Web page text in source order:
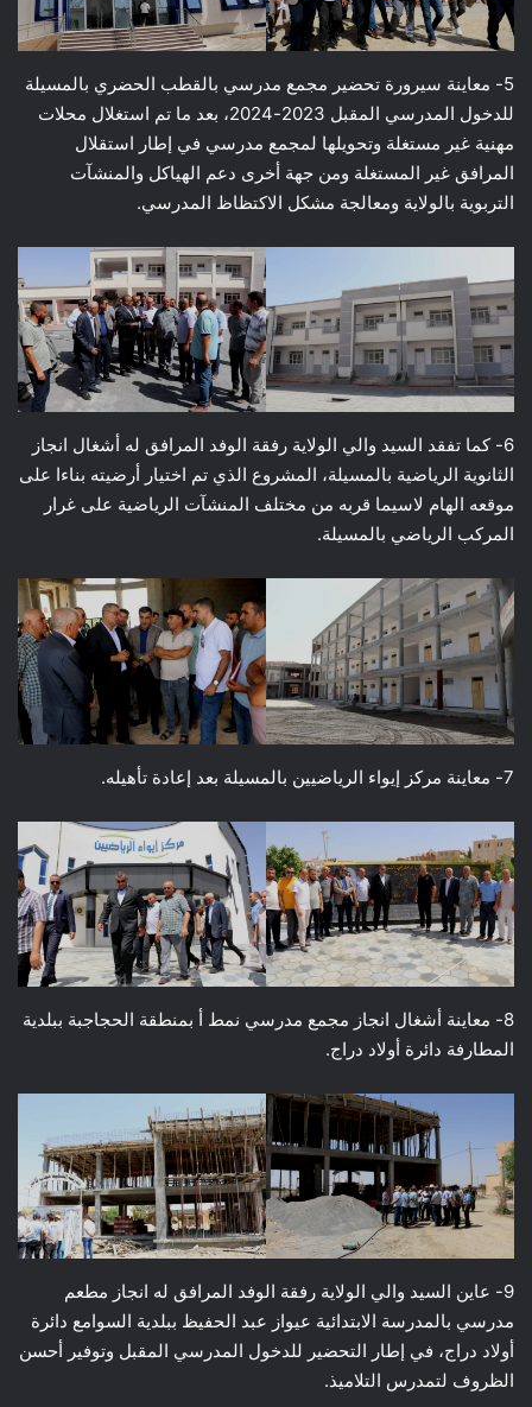
5- معاينة سيرورة تحضير مجمع مدرسي بالقطب الحضري بالمسيلة
للدخول المدرسي المقبل 2023-2024، بعد ما تم استغلال محلات
مهنية غير مستغلة وتحويلها لمجمع مدرسي في إطار استقلال
المرافق غير المستغلة ومن جهة أخرى دعم الهياكل والمنشآت
التربوية بالولاية ومعالجة مشكل الاكتظاظ المدرسي.
6- كما تفقد السيد والي الولاية رفقة الوفد المرافق له أشغال انجاز
الثانوية الرياضية بالمسيلة، المشروع الذي تم اختيار أرضيته بناءا على
موقعه الهام لاسيما قربه من مختلف المنشآت الرياضية على غرار
المركب الرياضي بالمسيلة.
7- معاينة مركز إيواء الرياضيين بالمسيلة بعد إعادة تأهيله.
8- معاينة أشغال انجاز مجمع مدرسي نمط أ بمنطقة الحجاجبة ببلدية
المطارفة دائرة أولاد دراج.
9- عاين السيد والي الولاية رفقة الوفد المرافق له انجاز مطعم
مدرسي بالمدرسة الابتدائية عيواز عبد الحفيظ ببلدية السوامع دائرة
أولاد دراج، في إطار التحضير للدخول المدرسي المقبل وتوفير أحسن
الظروف لتمدرس التلاميذ.